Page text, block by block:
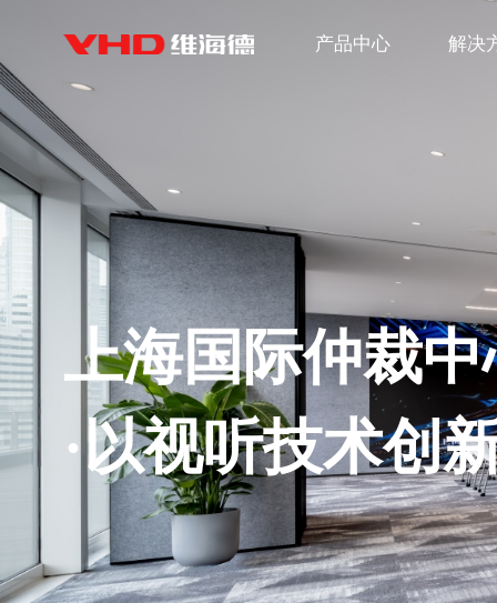
产品中心 解决
上海国际仲裁中
·以视听技术创